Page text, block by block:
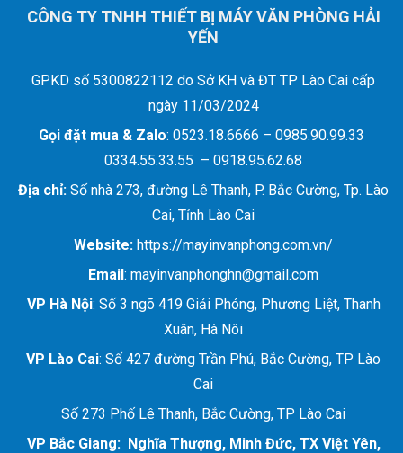
CÔNG TY TNHH THIẾT BỊ MÁY VĂN PHÒNG HẢI
YẾN
GPKD số 5300822112 do Sở KH và ĐT TP Lào Cai cấp
ngày 11/03/2024
Gọi đặt mua & Zalo: 0523.18.6666 – 0985.90.99.33
0334.55.33.55 – 0918.95.62.68
Địa chỉ: Số nhà 273, đường Lê Thanh, P. Bắc Cường, Tp. Lào
Cai, Tỉnh Lào Cai
Website: https://mayinvanphong.com.vn/
Email: mayinvanphonghn@gmail.com
VP Hà Nội: Số 3 ngõ 419 Giải Phóng, Phương Liệt, Thanh
Xuân, Hà Nôi
VP Lào Cai: Số 427 đường Trần Phú, Bắc Cường, TP Lào
Cai
Số 273 Phố Lê Thanh, Bắc Cường, TP Lào Cai
VP Bắc Giang: Nghĩa Thượng, Minh Đức, TX Việt Yên,